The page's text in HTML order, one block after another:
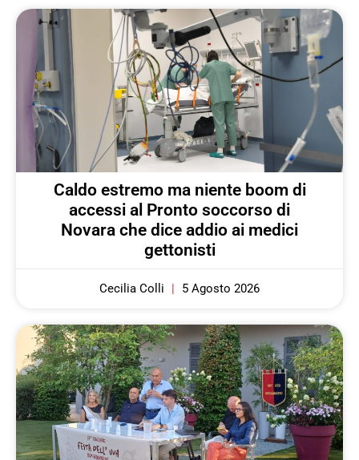
Caldo estremo ma niente boom di
accessi al Pronto soccorso di
Novara che dice addio ai medici
gettonisti
Cecilia Colli 5 Agosto 2026